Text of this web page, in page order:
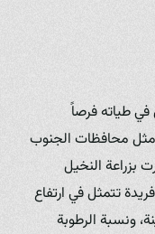
في طياته فرصاً
مثل محافظات الجنوب
بزراعة النخيل
تتمثل في ارتفاع
ونسبة الرطوبة